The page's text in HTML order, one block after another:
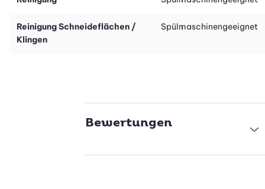
Reinigung Schneideflächen /
Klingen
Spülmaschinengeeignet
Bewertungen